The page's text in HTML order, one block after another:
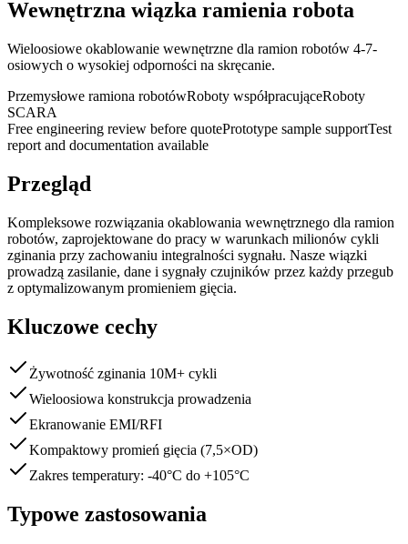
Wewnętrzna wiązka ramienia robota
Wieloosiowe okablowanie wewnętrzne dla ramion robotów 4-7-
osiowych o wysokiej odporności na skręcanie.
Przemysłowe ramiona robotówRoboty współpracująceRoboty
SCARA
Free engineering review before quotePrototype sample supportTest
report and documentation available
Przegląd
Kompleksowe rozwiązania okablowania wewnętrznego dla ramion
robotów, zaprojektowane do pracy w warunkach milionów cykli
zginania przy zachowaniu integralności sygnału. Nasze wiązki
prowadzą zasilanie, dane i sygnały czujników przez każdy przegub
z optymalizowanym promieniem gięcia.
Kluczowe cechy
Żywotność zginania 10M+ cykli
Wieloosiowa konstrukcja prowadzenia
Ekranowanie EMI/RFI
Kompaktowy promień gięcia (7,5×OD)
Zakres temperatury: -40°C do +105°C
Typowe zastosowania